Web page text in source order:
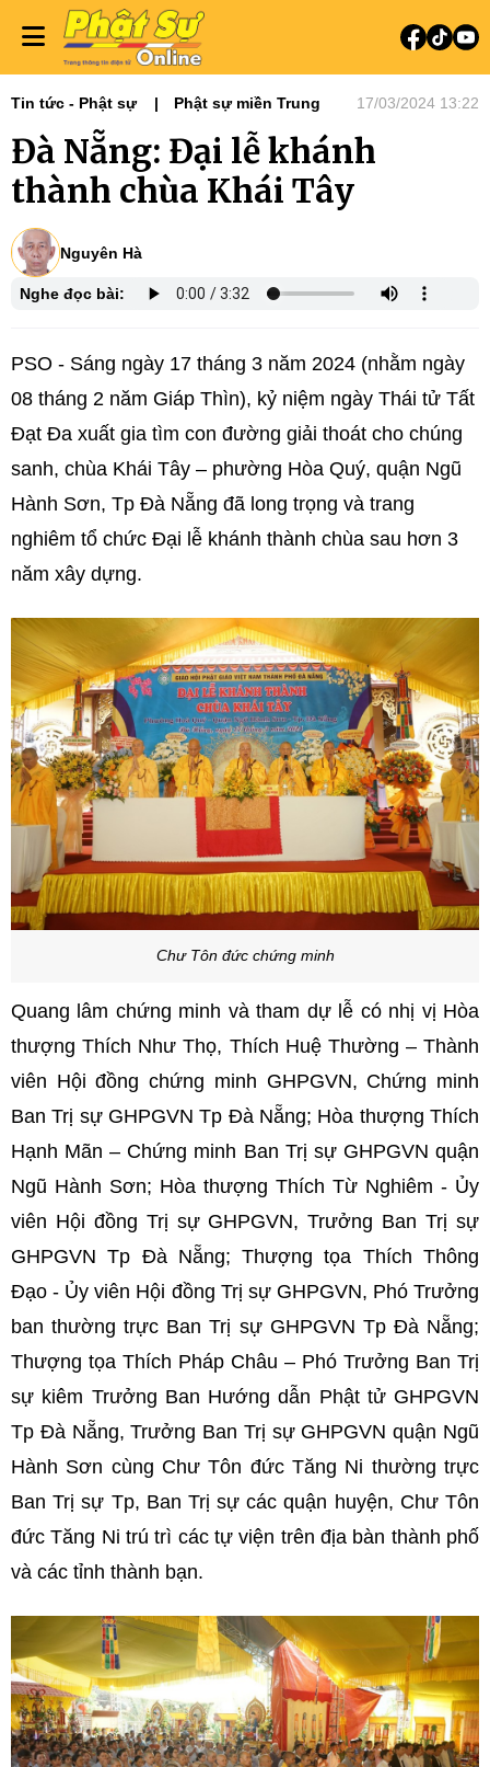
Tin tức - Phật sự Phật sự miền Trung 17/03/2024 13:22
Đà Nẵng: Đại lễ khánh
thành chùa Khái Tây
Nguyên Hà
Nghe đọc bài:
PSO - Sáng ngày 17 tháng 3 năm 2024 (nhằm ngày
08 tháng 2 năm Giáp Thìn), kỷ niệm ngày Thái tử Tất
Đạt Đa xuất gia tìm con đường giải thoát cho chúng
sanh, chùa Khái Tây – phường Hòa Quý, quận Ngũ
Hành Sơn, Tp Đà Nẵng đã long trọng và trang
nghiêm tổ chức Đại lễ khánh thành chùa sau hơn 3
năm xây dựng.
Chư Tôn đức chứng minh
Quang lâm chứng minh và tham dự lễ có nhị vị Hòa
thượng Thích Như Thọ, Thích Huệ Thường – Thành
viên Hội đồng chứng minh GHPGVN, Chứng minh
Ban Trị sự GHPGVN Tp Đà Nẵng; Hòa thượng Thích
Hạnh Mãn – Chứng minh Ban Trị sự GHPGVN quận
Ngũ Hành Sơn; Hòa thượng Thích Từ Nghiêm - Ủy
viên Hội đồng Trị sự GHPGVN, Trưởng Ban Trị sự
GHPGVN Tp Đà Nẵng; Thượng tọa Thích Thông
Đạo - Ủy viên Hội đồng Trị sự GHPGVN, Phó Trưởng
ban thường trực Ban Trị sự GHPGVN Tp Đà Nẵng;
Thượng tọa Thích Pháp Châu – Phó Trưởng Ban Trị
sự kiêm Trưởng Ban Hướng dẫn Phật tử GHPGVN
Tp Đà Nẵng, Trưởng Ban Trị sự GHPGVN quận Ngũ
Hành Sơn cùng Chư Tôn đức Tăng Ni thường trực
Ban Trị sự Tp, Ban Trị sự các quận huyện, Chư Tôn
đức Tăng Ni trú trì các tự viện trên địa bàn thành phố
và các tỉnh thành bạn.